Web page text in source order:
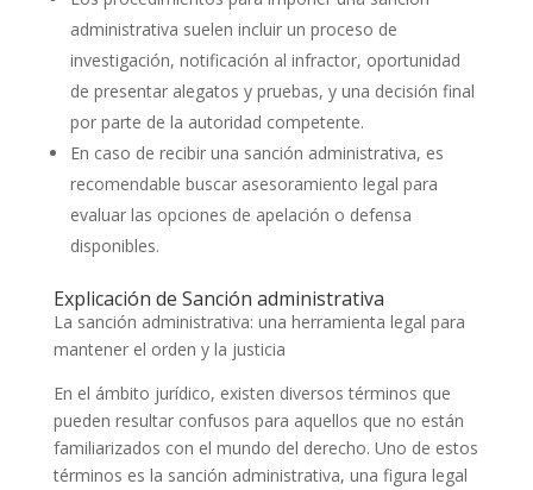
administrativa suelen incluir un proceso de
investigación, notificación al infractor, oportunidad
de presentar alegatos y pruebas, y una decisión final
por parte de la autoridad competente.
En caso de recibir una sanción administrativa, es
recomendable buscar asesoramiento legal para
evaluar las opciones de apelación o defensa
disponibles.
Explicación de Sanción administrativa
La sanción administrativa: una herramienta legal para
mantener el orden y la justicia
En el ámbito jurídico, existen diversos términos que
pueden resultar confusos para aquellos que no están
familiarizados con el mundo del derecho. Uno de estos
términos es la sanción administrativa, una figura legal